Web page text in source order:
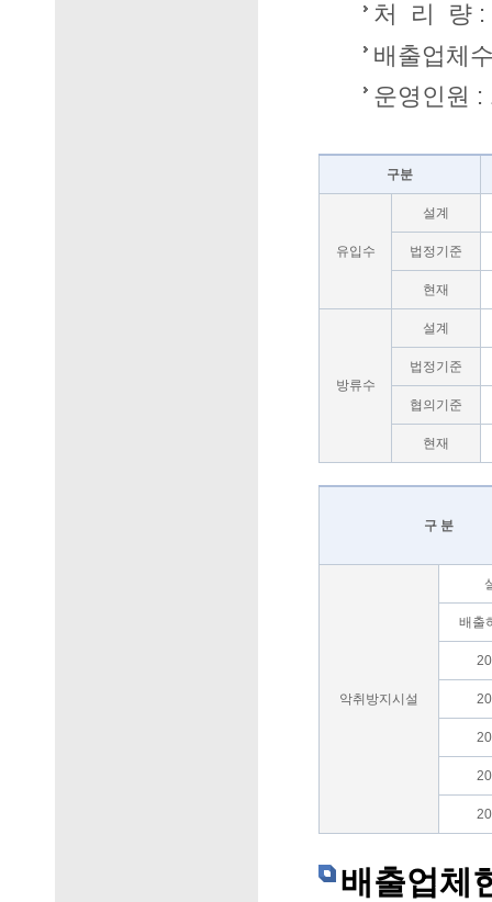
처 리 량 :
배출업체
운영인원 :
구분
유입수
설계
법정기준
현재
방류수
설계
법정기준
협의기준
현재
구 분
악취방지시설
배출
배출업체